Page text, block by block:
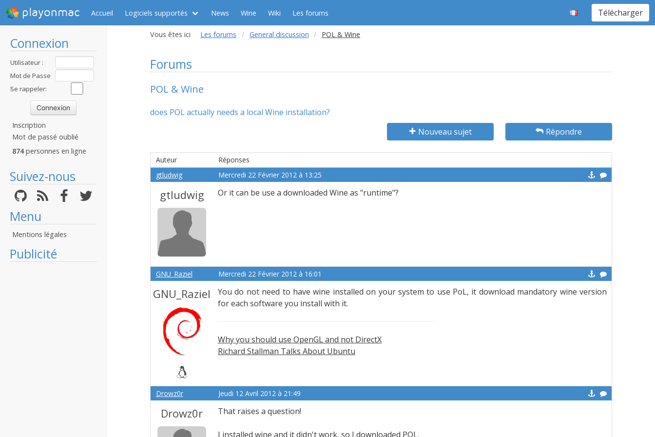
playonmac Accueil Logiciels supportés News Wine Wiki Les forums Télécharger
Connexion
Utilisateur :
Mot de Passe
:Se rappeler:
Inscription
Mot de passé oublié
874personnes en ligne
Suivez-nous
Menu
Mentions légales
Publicité
Vous êtes ici Les forums General discussion POL & Wine
Forums
POL & Wine
does POL actually needs a local Wine installation?
Nouveau sujet
Répondre
Auteur
Réponses
gtludwig
Mercredi 22 Février 2012 à 13:25
gtludwig Or it can be use a downloaded Wine as "runtime"?
GNU_Raziel Mercredi 22 Février 2012 à 16:01
GNU_Raziel
You do not need to have wine installed on your system to use PoL, it download mandatory wine version
for each software you install with it.
Why you should use OpenGL and not DirectX
Richard Stallman Talks About Ubuntu
Drowz0r Jeudi 12 Avril 2012 à 21:49
Drowz0r That raises a question!
I installed wine and it didn't work, so I downloaded POL.